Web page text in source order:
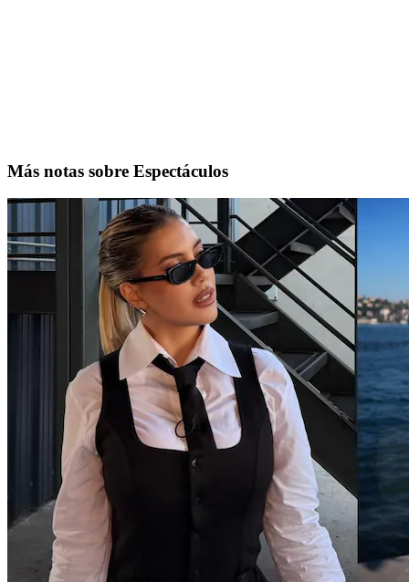
Más notas sobre Espectáculos